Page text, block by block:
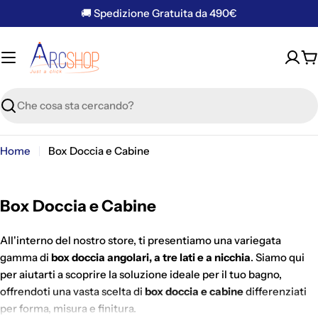
al
contenuto
🚚 Spedizione Gratuita da 490€
Ricerca
Home Box Doccia e Cabine
Box Doccia e Cabine
All'interno del nostro store, ti presentiamo una variegata
gamma di box doccia angolari, a tre lati e a nicchia. Siamo qui
per aiutarti a scoprire la soluzione ideale per il tuo bagno,
offrendoti una vasta scelta di box doccia e cabinedifferenziati
per forma, misura e finitura.